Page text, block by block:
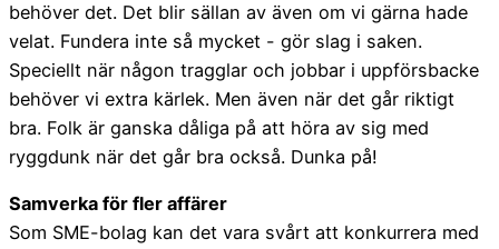
behöver det. Det blir sällan av även om vi gärna hade
velat. Fundera inte så mycket - gör slag i saken.
Speciellt när någon tragglar och jobbar i uppförsbacke
behöver vi extra kärlek. Men även när det går riktigt
bra. Folk är ganska dåliga på att höra av sig med
ryggdunk när det går bra också. Dunka på!
Samverka för fler affärer
Som SME-bolag kan det vara svårt att konkurrera med